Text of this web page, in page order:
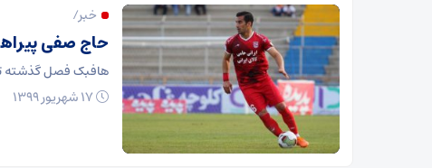
خبر/
حاج صفی
هافبک فصل گذشته